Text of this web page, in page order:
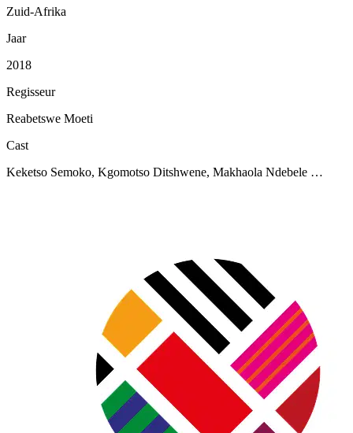
Zuid-Afrika
Jaar
2018
Regisseur
Reabetswe Moeti
Cast
Keketso Semoko, Kgomotso Ditshwene, Makhaola Ndebele …